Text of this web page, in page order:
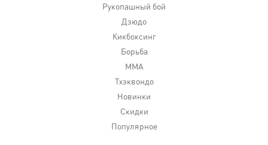
Рукопашный бой
Дзюдо
Кикбоксинг
Борьба
MMA
Тхэквондо
Новинки
Скидки
Популярное